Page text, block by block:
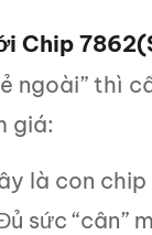
Chip
ngoài” thì
giá:
là con chip
sức “cân”